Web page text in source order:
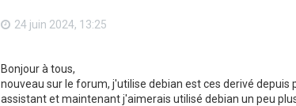
24 juin 2024, 13:25
Bonjour à tous,
nouveau sur le forum, j'utilise debian est ces derivé
assistant et maintenant j'aimerais utilisé debian un peu